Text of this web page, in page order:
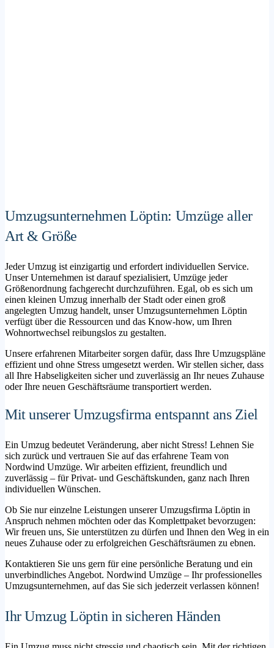
Umzugsunternehmen Löptin: Umzüge aller
Art & Größe
Jeder Umzug ist einzigartig und erfordert individuellen Service.
Unser Unternehmen ist darauf spezialisiert, Umzüge jeder
Größenordnung fachgerecht durchzuführen. Egal, ob es sich um
einen kleinen Umzug innerhalb der Stadt oder einen groß
angelegten Umzug handelt, unser Umzugsunternehmen Löptin
verfügt über die Ressourcen und das Know-how, um Ihren
Wohnortwechsel reibungslos zu gestalten.
Unsere erfahrenen Mitarbeiter sorgen dafür, dass Ihre Umzugspläne
effizient und ohne Stress umgesetzt werden. Wir stellen sicher, dass
all Ihre Habseligkeiten sicher und zuverlässig an Ihr neues Zuhause
oder Ihre neuen Geschäftsräume transportiert werden.
Mit unserer Umzugsfirma entspannt ans Ziel
Ein Umzug bedeutet Veränderung, aber nicht Stress! Lehnen Sie
sich zurück und vertrauen Sie auf das erfahrene Team von
Nordwind Umzüge. Wir arbeiten effizient, freundlich und
zuverlässig – für Privat- und Geschäftskunden, ganz nach Ihren
individuellen Wünschen.
Ob Sie nur einzelne Leistungen unserer Umzugsfirma Löptin in
Anspruch nehmen möchten oder das Komplettpaket bevorzugen:
Wir freuen uns, Sie unterstützen zu dürfen und Ihnen den Weg in ein
neues Zuhause oder zu erfolgreichen Geschäftsräumen zu ebnen.
Kontaktieren Sie uns gern für eine persönliche Beratung und ein
unverbindliches Angebot. Nordwind Umzüge – Ihr professionelles
Umzugsunternehmen, auf das Sie sich jederzeit verlassen können!
Ihr Umzug Löptin in sicheren Händen